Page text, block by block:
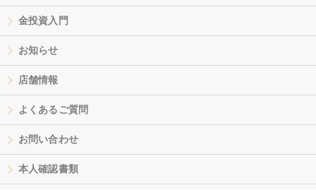
金投資入門
お知らせ
店舗情報
よくあるご質問
お問い合わせ
本人確認書類